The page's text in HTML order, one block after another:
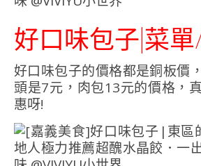
好口味包子|菜
好口味包子的價格都是銅板價
頭是7元，肉包13元的價格，
惠呀!